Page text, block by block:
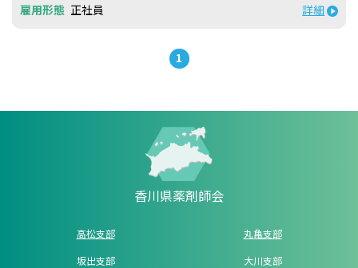
正社員
詳細
1
香川県薬剤師会
高松支部
丸亀支部
坂出支部
大川支部